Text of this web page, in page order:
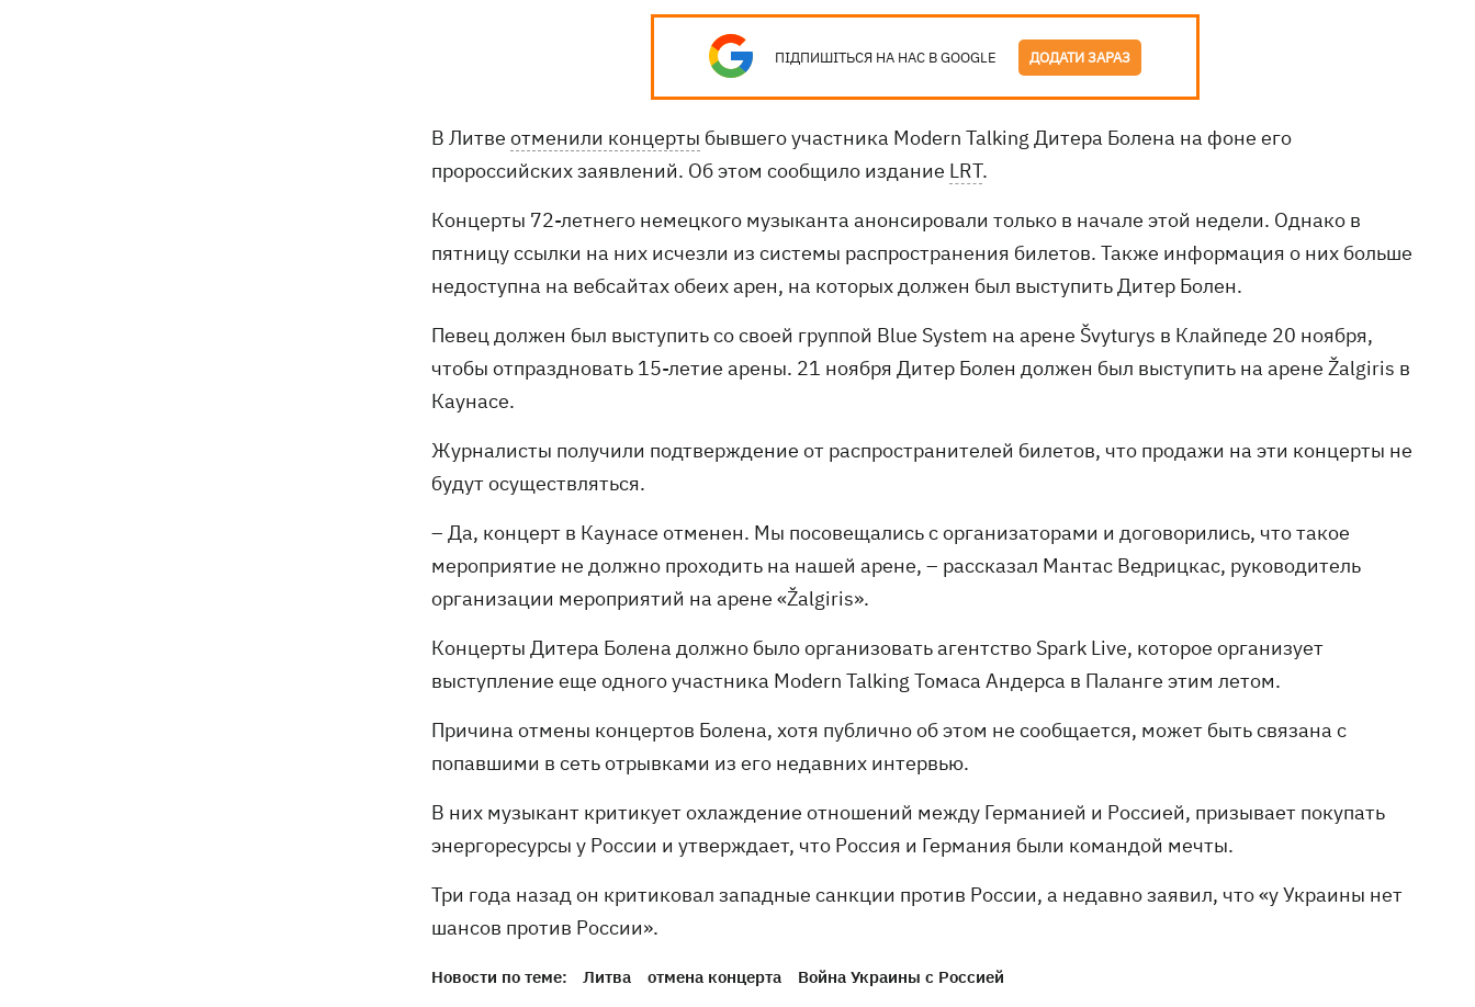
ПІДПИШІТЬСЯ НА НАС В GOOGLE ДОДАТИ ЗАРАЗ
В Литве отменили концерты бывшего участника Modern Talking Дитера Болена на фоне его
пророссийских заявлений. Об этом сообщило издание LRT.
Концерты 72-летнего немецкого музыканта анонсировали только в начале этой недели. Однако в
пятницу ссылки на них исчезли из системы распространения билетов. Также информация о них больше
недоступна на вебсайтах обеих арен, на которых должен был выступить Дитер Болен.
Певец должен был выступить со своей группой Blue System на арене Švyturys в Клайпеде 20 ноября,
чтобы отпраздновать 15-летие арены. 21 ноября Дитер Болен должен был выступить на арене Žalgiris в
Каунасе.
Журналисты получили подтверждение от распространителей билетов, что продажи на эти концерты не
будут осуществляться.
– Да, концерт в Каунасе отменен. Мы посовещались с организаторами и договорились, что такое
мероприятие не должно проходить на нашей арене, – рассказал Мантас Ведрицкас, руководитель
организации мероприятий на арене «Žalgiris».
Концерты Дитера Болена должно было организовать агентство Spark Live, которое организует
выступление еще одного участника Modern Talking Томаса Андерса в Паланге этим летом.
Причина отмены концертов Болена, хотя публично об этом не сообщается, может быть связана с
попавшими в сеть отрывками из его недавних интервью.
В них музыкант критикует охлаждение отношений между Германией и Россией, призывает покупать
энергоресурсы у России и утверждает, что Россия и Германия были командой мечты.
Три года назад он критиковал западные санкции против России, а недавно заявил, что «у Украины нет
шансов против России».
Новости по теме: Литва отмена концерта Война Украины с Россией